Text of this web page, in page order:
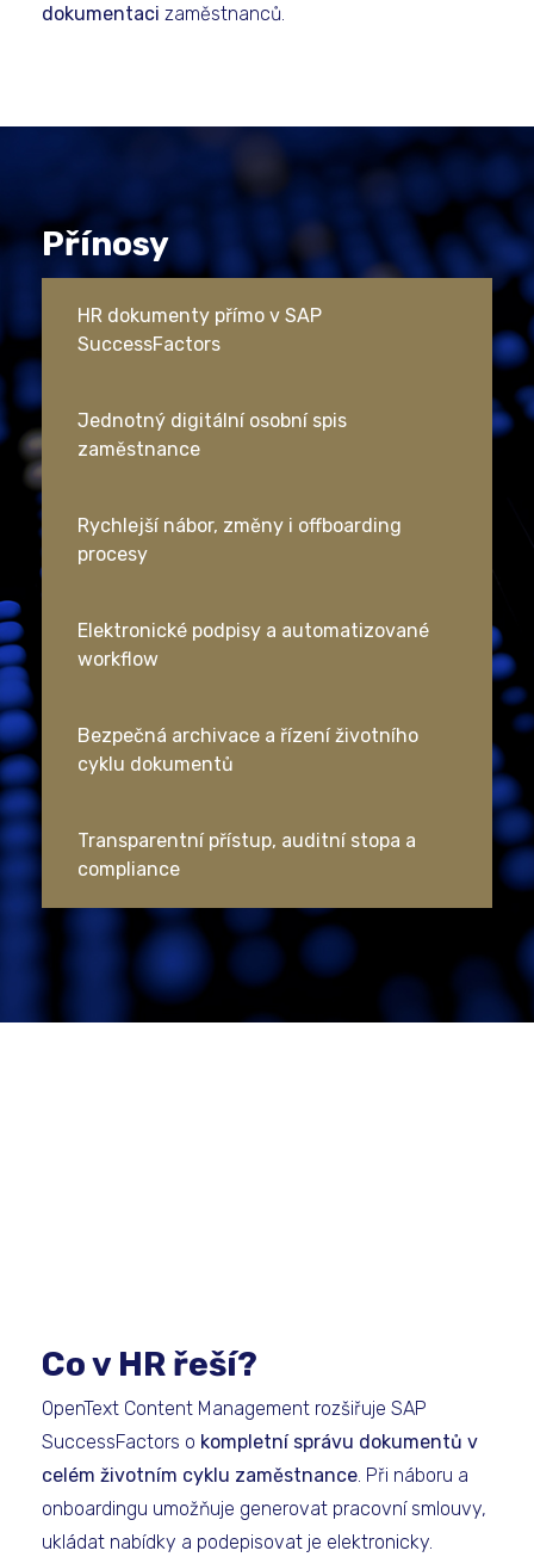
dokumentaci zaměstnanců.
Přínosy
HR dokumenty přímo v SAP
SuccessFactors
Jednotný digitální osobní spis
zaměstnance
Rychlejší nábor, změny i offboarding
procesy
Elektronické podpisy a automatizované
workflow
Bezpečná archivace a řízení životního
cyklu dokumentů
Transparentní přístup, auditní stopa a
compliance
Co v HR řeší?
OpenText Content Management rozšiřuje SAP
SuccessFactors o kompletní správu dokumentů v
celém životním cyklu zaměstnance . Při náboru a
onboardingu umožňuje generovat pracovní smlouvy,
ukládat nabídky a podepisovat je elektronicky.